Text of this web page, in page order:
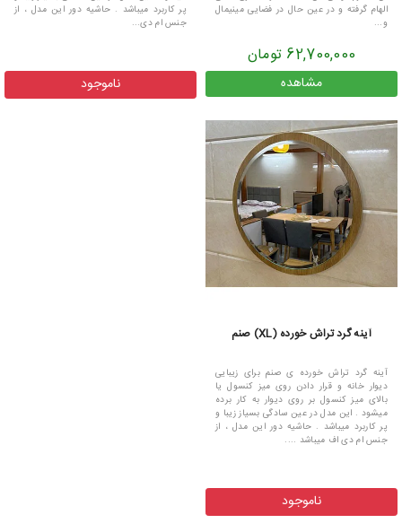
الهام گرفته و در عین حال در فضایی مینیمال
و...
62,700,000 تومان
مشاهده
پر کاربرد میباشد . حاشیه دور این مدل ، از
جنس ام دی...
ناموجود
آینه گرد تراش خورده (XL) صنم
آینه گرد تراش خورده ی صنم برای زیبایی
دیوار خانه و قرار دادن روی میز کنسول یا
بالای میز کنسول بر روی دیوار به کار برده
میشود . این مدل در عین سادگی بسیاز زیبا و
پر کاربرد میباشد . حاشیه دور این مدل ، از
جنس ام دی اف میباشد ....
ناموجود